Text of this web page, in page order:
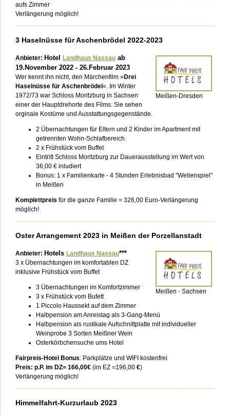
aufs Zimmer
Verlängerung möglich!
3 Haselnüsse für Aschenbrödel 2022-2023
Meißen-Dresden
Anbieter: Hotel Landhaus Nassau ab
19.November 2022 - 26.Februar 2023
Wer kennt ihn nicht, den Märchenfilm »Drei
Haselnüsse für Aschenbrödel «. Im Winter
1972/73 war Schloss Moritzburg in Sachsen
einer der Hauptdrehorte des Films. Sie sehen
orginale Kostüme und Ausstattungsgegenstände.
2 Übernachtungen für Eltern und 2 Kinder im Apartment mit
getrennten Wohn-Schlafbereich.
2 x Frühstück vom Buffet
Eintritt Schloss Moritzburg zur Dauerausstellung im Wert von
36,00 € inludiert
Bonus: 1 x Familienkarte - 4 Stunden Erlebnisbad "Wellenspiel"
in Meißen
Komplettpreis für die ganze Familie = 326,00 Euro-Verlängerung
möglich!
Oster Arrangement 2023 in Meißen der Porzellanstadt
Meißen - Sachsen
Anbieter: Hotels Landhaus Nassau***
3 x Übernachtungen im komfortablen DZ
inklusive Frühstück vom Buffet
3 Übernachtungen im Komfortzimmer
3 x Frühstück vom Bufett
1 Piccolo Haussekt auf dem Zimmer
Halbpension am Anreistag als 3-Gang-Menü
Halbpension als rustikale Aufschnittplatte mit individueller
Weinprobe 3 Sorten Meißner Wein
Osterkörbchensuche ums Hotel
Fairpreis-Hotel Bonus: Parkplätze und WIFI kostenfrei
Preis: p.P. im DZ= 166,00€ (im EZ =196,00 €)
Verlängerung möglich!
Himmelfahrt-Kurzurlaub 2023